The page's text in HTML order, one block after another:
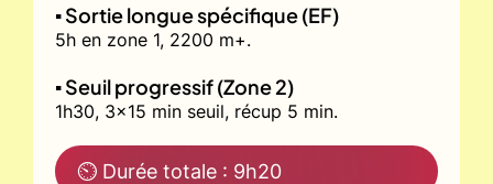
▪️ Sortie longue spécifique (EF)
5h en zone 1, 2200 m+.
▪️ Seuil progressif (Zone 2)
1h30, 3x15 min seuil, récup 5 min.
⏲ Durée totale : 9h20